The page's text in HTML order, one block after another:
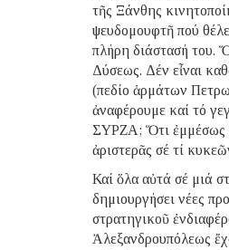
τῆς Ξάνθης
ψευδομουφτῆ πού
πλήρη διάστασή του.
Δύσεως. Δέν εἶναι
(πεδίο ἁρμάτων
ἀναφέρουμε καί τό
ΣΥΡΖΑ; Ὅτι ἐμμέσως
ἀριστερᾶς σέ τί
Καί ὅλα αὐτά σέ μιά
δημιουργήσει νέες
στρατηγικοῦ
Ἀλεξανδρουπόλεως